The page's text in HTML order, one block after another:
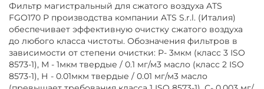
Фильтр магистральный для сжатого воздуха ATS
FGO170 Р производства компании ATS S.r.l. (Италия)
обеспечивает эффективную очистку сжатого воздуха
до любого класса чистоты. Обозначения фильтров в
зависимости от степени очистки: P- 3мкм (класс 3 ISO
8573-1), М - 1мкм твердые / 0.1 мг/м3 масло (класс 2 ISO
8573-1), Н - 0.01мкм твердые / 0.01 мг/м3 масло